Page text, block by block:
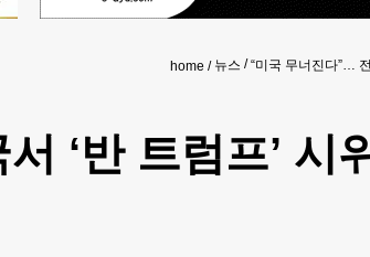
home 뉴스 “미국 무너진다”…
‘반 트럼프’ 시